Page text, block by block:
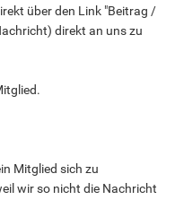
über den Link "Beitrag /
direkt an uns zu
Mitglied sich zu
wir so nicht die Nachricht